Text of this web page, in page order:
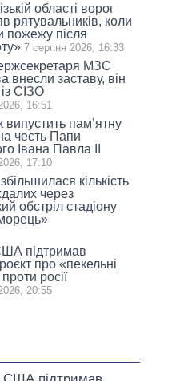
області ворог
рятувальників, коли
пожежу після
7 серпня 2026, 16:33
МЗС
внесли заставу, він
СІЗО
16:51
випустить пам’ятну
честь Папи
Івана Павла II
17:10
кількість
через
обстріл стадіону
підтримав
про «пекельні
проти росії
20:55